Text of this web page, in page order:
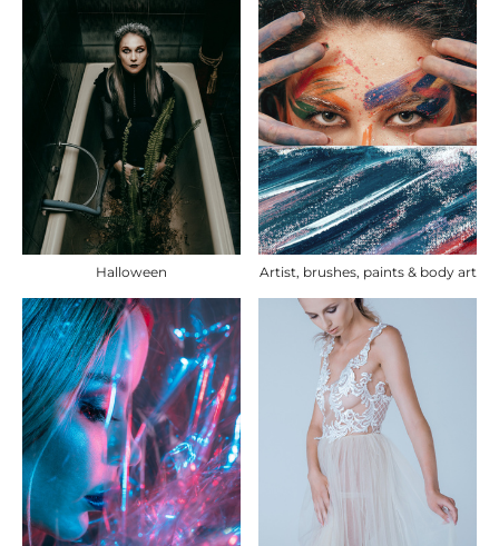
Halloween Artist, brushes, paints & body art